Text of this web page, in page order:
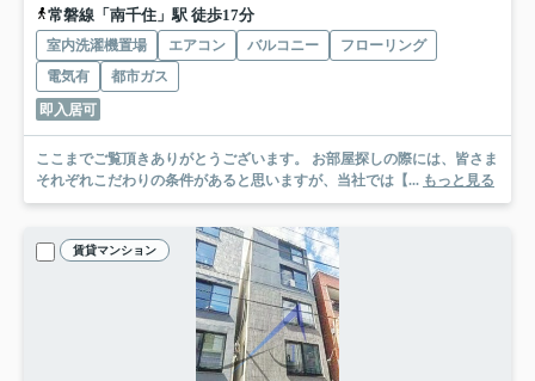
常磐線「南千住」駅 徒歩17分
室内洗濯機置場 エアコン バルコニー
フローリング
電気有
都市ガス
即入居可
ここまでご覧頂きありがとうございます。 お部屋探しの際には、皆さま
それぞれこだわりの条件があると思いますが、当社では【... もっと見る
賃貸マンション